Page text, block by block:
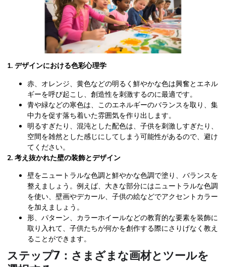
1. デザインにおける色彩心理学
赤、オレンジ、黄色などの明るく鮮やかな色は興奮とエネル
ギーを呼び起こし、創造性を刺激するのに最適です。
青や緑などの寒色は、このエネルギーのバランスを取り、集
中力を促す落ち着いた雰囲気を作り出します。
明るすぎたり、混沌とした配色は、子供を刺激しすぎたり、
空間を雑然とした感じにしてしまう可能性があるので、避け
てください。
2. 考え抜かれた壁の装飾とデザイン
壁をニュートラルな色調と鮮やかな色調で塗り、バランスを
整えましょう。例えば、大きな部分にはニュートラルな色調
を使い、壁画やデカール、子供の絵などでアクセントカラー
を加えましょう。
形、パターン、カラーホイールなどの教育的な要素を装飾に
取り入れて、子供たちが何かを創作する際にさりげなく教え
ることができます。
ステップ7：さまざまな画材とツールを